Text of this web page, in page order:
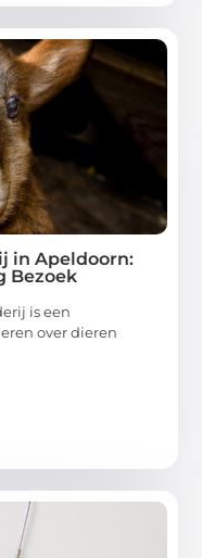
in Apeldoorn:
Bezoek
is een
over dieren